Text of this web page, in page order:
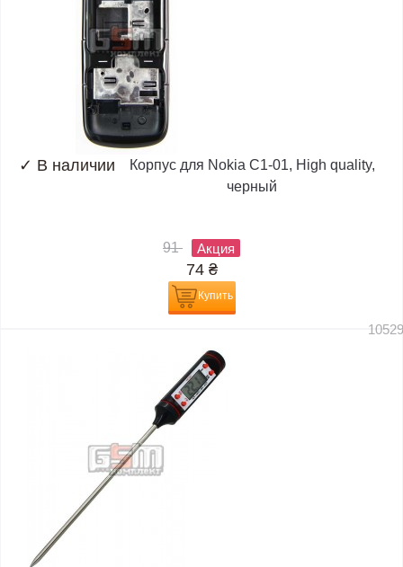
✓ В наличии
Корпус для Nokia C1-01, High quality,
черный
91 Акция
74 ₴
Купить